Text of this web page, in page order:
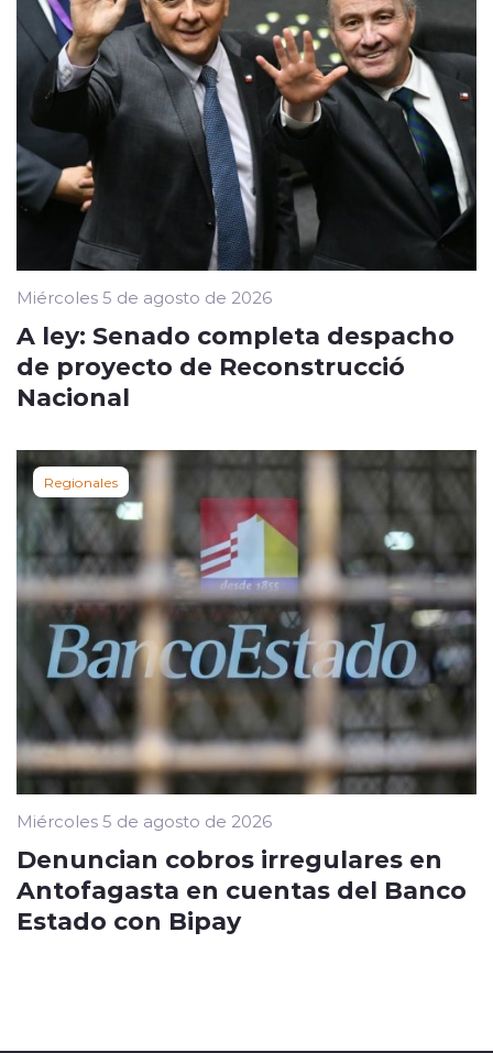
Miércoles 5 de agosto de 2026
A ley: Senado completa despacho
de proyecto de Reconstrucció
Nacional
Regionales
Miércoles 5 de agosto de 2026
Denuncian cobros irregulares en
Antofagasta en cuentas del Banco
Estado con Bipay